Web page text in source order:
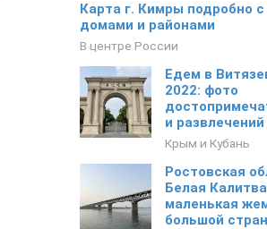
Карта г. Кимры подробно
домами и районами
В центре России
Едем в
2022: фото
и развлечений
Крым и Кубань
Ростовская
Белая
маленькая
большой